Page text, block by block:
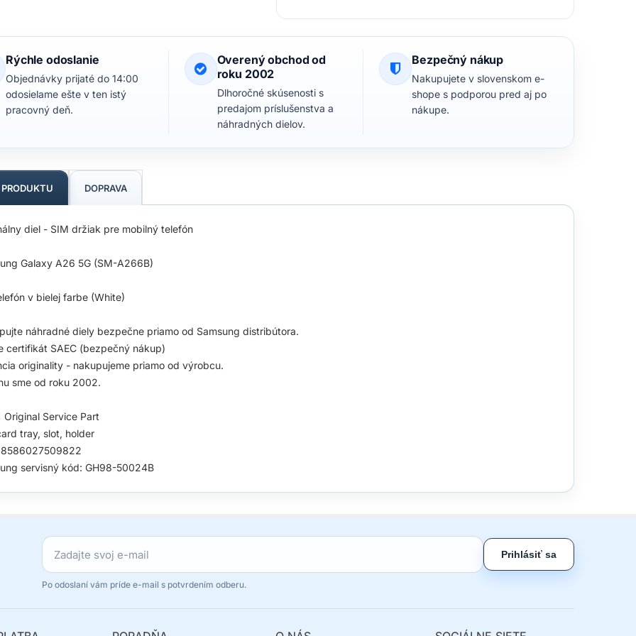
Rýchle odoslanie
Objednávky prijaté do 14:00
odosielame ešte v ten istý
pracovný deň.
Overený obchod od
roku 2002
Dlhoročné skúsenosti s
predajom príslušenstva a
náhradných dielov.
Bezpečný nákup
Nakupujete v slovenskom e-
shope s podporou pred aj po
nákupe.
DOPRAVA
diel - SIM držiak pre mobilný telefón
Galaxy A26 5G (SM-A266B)
v bielej farbe (White)
náhradné diely bezpečne priamo od Samsung distribútora.
certifikát SAEC (bezpečný nákup)
originality - nakupujeme priamo od výrobcu.
sme od roku 2002.
Original Service Part
tray, slot, holder
8586027509822
servisný kód: GH98-50024B
Prihlásiť sa
Po odoslaní vám príde e-mail s potvrdením odberu.